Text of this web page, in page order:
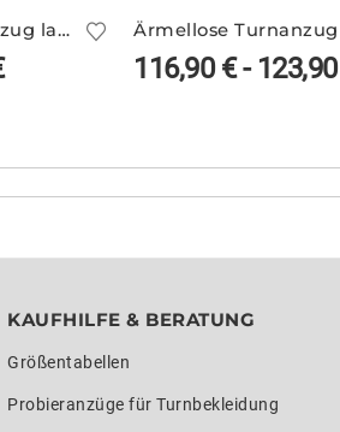
Mädchen Samt-Turnanzug langarm ARIANA/3
116,90€- 123,90
KAUFHILFE & BERATUNG
Größentabellen
Probieranzüge für Turnbekleidung